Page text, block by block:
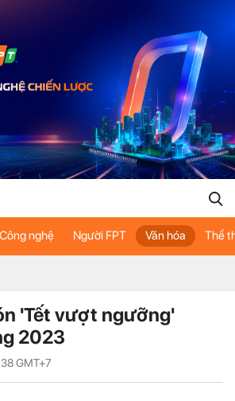
Công nghệ Người FPT Văn hóa Thể
'Tết vượt ngưỡng'
2023
GMT+7